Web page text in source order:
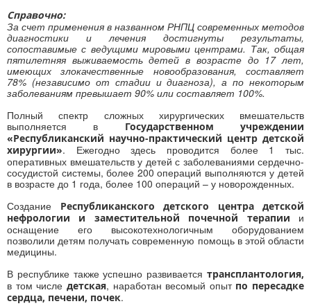
Справочно:
За счет применения в названном РНПЦ современных методов
диагностики и лечения достигнуты результаты,
сопоставимые с ведущими мировыми центрами. Так, общая
пятилетняя выживаемость детей в возрасте до 17 лет,
имеющих злокачественные новообразования, составляет
78% (независимо от стадии и диагноза), а по некоторым
заболеваниям превышает 90% или составляет 100%.
Полный спектр сложных хирургических вмешательств
выполняется в Государственном учреждении
«Республиканский научно-практический центр детской
хирургии». Ежегодно здесь проводится более 1 тыс.
оперативных вмешательств у детей с заболеваниями сердечно-
сосудистой системы, более 200 операций выполняются у детей
в возрасте до 1 года, более 100 операций – у новорожденных.
Создание
Республиканского детского центра детской
нефрологии и заместительной почечной терапии и
оснащение его высокотехнологичным оборудованием
позволили детям получать современную помощь в этой области
медицины.
В республике также успешно развивается трансплантология,
в том числе детская, наработан весомый опыт по пересадке
сердца, печени, почек.